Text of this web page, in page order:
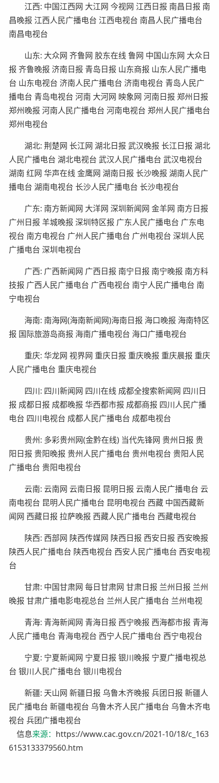
江西: 中国江西网 大江网 今视网 江西日报 南昌日报 南
昌晚报 江西人民广播电台 江西电视台 南昌人民广播电台
南昌电视台
山东: 大众网 齐鲁网 胶东在线 鲁网 中国山东网 大众日
报 齐鲁晚报 济南日报 青岛日报 山东商报 山东人民广播电
台 山东电视台 济南人民广播电台 济南电视台 青岛人民广
播电台 青岛电视台 河南 大河网 映象网 河南日报 郑州日报
郑州晚报 河南人民广播电台 河南电视台 郑州人民广播电台
郑州电视台
湖北: 荆楚网 长江网 湖北日报 武汉晚报 长江日报 湖北
人民广播电台 湖北电视台 武汉人民广播电台 武汉电视台
湖南 红网 华声在线 金鹰网 湖南日报 长沙晚报 湖南人民广
播电台 湖南电视台 长沙人民广播电台 长沙电视台
广东: 南方新闻网 大洋网 深圳新闻网 金羊网 南方日报
广州日报 羊城晚报 深圳特区报 广东人民广播电台 广东电
视台 南方电视台 广州人民广播电台 广州电视台 深圳人民
广播电台 深圳电视台
广西: 广西新闻网 广西日报 南宁日报 南宁晚报 南方科
技报 广西人民广播电台 广西电视台 南宁人民广播电台 南
宁电视台
海南: 南海网(海南新闻网)海南日报 海口晚报 海南特区
报 国际旅游岛商报 海南广播电视台 海口广播电视台
重庆: 华龙网 视界网 重庆日报 重庆晚报 重庆晨报 重庆
人民广播电台 重庆电视台
四川: 四川新闻网 四川在线 成都全搜索新闻网 四川日
报 成都日报 成都晚报 华西都市报 成都商报 四川人民广播
电台 四川电视台 成都人民广播电台 成都电视台
贵州: 多彩贵州网(金黔在线) 当代先锋网 贵州日报 贵
阳日报 贵阳晚报 贵州人民广播电台 贵州电视台 贵阳人民
广播电台 贵阳电视台
云南: 云南网 云南日报 昆明日报 云南人民广播电台 云
南电视台 昆明人民广播电台 昆明电视台 西藏 中国西藏新
闻网 西藏日报 拉萨晚报 西藏人民广播电台 西藏电视台
陕西: 西部网 陕西传媒网 陕西日报 西安日报 西安晚报
陕西人民广播电台 陕西电视台 西安人民广播电台 西安电视
台
甘肃: 中国甘肃网 每日甘肃网 甘肃日报 兰州日报 兰州
晚报 甘肃广播电影电视总台 兰州人民广播电台 兰州电视
青海: 青海新闻网 青海日报 西宁晚报 西海都市报 青海
人民广播电台 青海电视台 西宁人民广播电台 西宁电视台
宁夏: 宁夏新闻网 宁夏日报 银川晚报 宁夏广播电视总
台 银川人民广播电台 银川电视台
新疆: 天山网 新疆日报 乌鲁木齐晚报 兵团日报 新疆人
民广播电台 新疆电视台 乌鲁木齐人民广播电台 乌鲁木齐电
视台 兵团广播电视台
信息来源： https://www.cac.gov.cn/2021-10/18/c_163
6153133379560.htm